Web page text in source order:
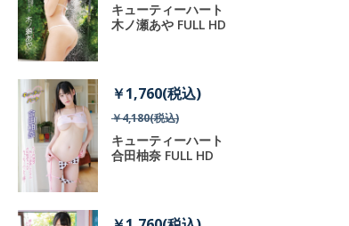
キューティーハート
木ノ瀬あや FULL HD
￥1,760(税込)
￥4,180(税込)
キューティーハート
合田柚奈 FULL HD